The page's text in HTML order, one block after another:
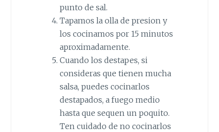
punto de sal.
Tapamos la olla de presion y
los cocinamos por 15 minutos
aproximadamente.
Cuando los destapes, si
consideras que tienen mucha
salsa, puedes cocinarlos
destapados, a fuego medio
hasta que sequen un poquito.
Ten cuidado de no cocinarlos